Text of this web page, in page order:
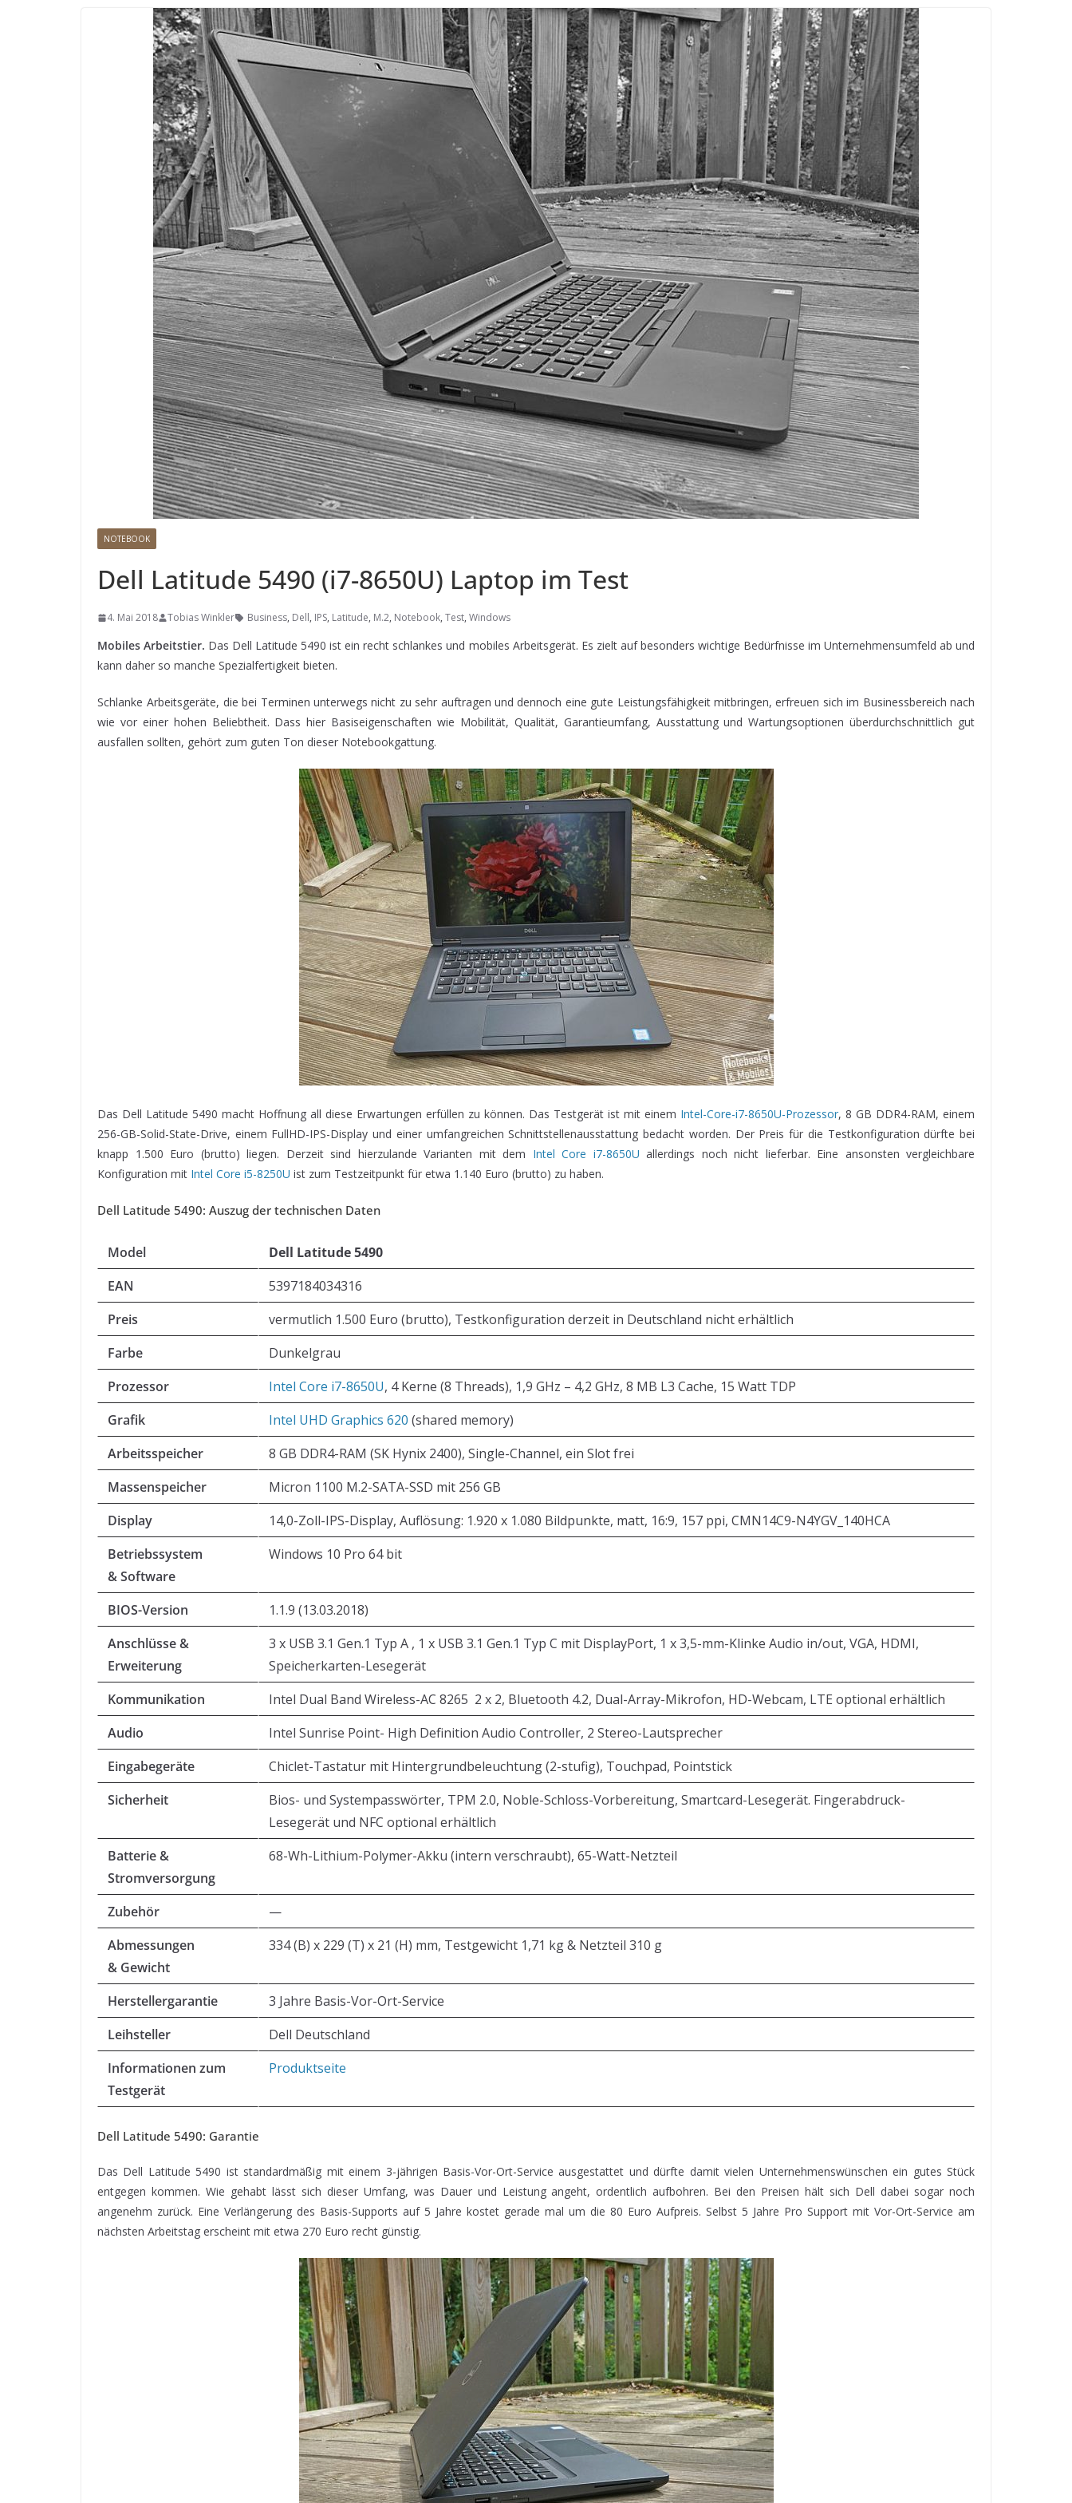
NOTEBOOK
Dell Latitude 5490 (i7-8650U) Laptop im Test
4. Mai 2018 Tobias Winkler Business, Dell, IPS, Latitude, M.2, Notebook, Test, Windows
Mobiles Arbeitstier. Das Dell Latitude 5490 ist ein recht schlankes und mobiles Arbeitsgerät. Es zielt auf besonders wichtige Bedürfnisse im Unternehmensumfeld ab und
kann daher so manche Spezialfertigkeit bieten.
Schlanke Arbeitsgeräte, die bei Terminen unterwegs nicht zu sehr auftragen und dennoch eine gute Leistungsfähigkeit mitbringen, erfreuen sich im Businessbereich nach
wie vor einer hohen Beliebtheit. Dass hier Basiseigenschaften wie Mobilität, Qualität, Garantieumfang, Ausstattung und Wartungsoptionen überdurchschnittlich gut
ausfallen sollten, gehört zum guten Ton dieser Notebookgattung.
Das Dell Latitude 5490 macht Hoffnung all diese Erwartungen erfüllen zu können. Das Testgerät ist mit einem Intel-Core-i7-8650U-Prozessor, 8 GB DDR4-RAM, einem
256-GB-Solid-State-Drive, einem FullHD-IPS-Display und einer umfangreichen Schnittstellenausstattung bedacht worden. Der Preis für die Testkonfiguration dürfte bei
knapp 1.500 Euro (brutto) liegen. Derzeit sind hierzulande Varianten mit dem Intel Core i7-8650U allerdings noch nicht lieferbar. Eine ansonsten vergleichbare
Konfiguration mit Intel Core i5-8250U ist zum Testzeitpunkt für etwa 1.140 Euro (brutto) zu haben.
Dell Latitude 5490: Auszug der technischen Daten
Model
Dell Latitude 5490
EAN
5397184034316
Preis
vermutlich 1.500 Euro (brutto), Testkonfiguration derzeit in Deutschland nicht erhältlich
Farbe
Dunkelgrau
Prozessor
Intel Core i7-8650U, 4 Kerne (8 Threads), 1,9 GHz – 4,2 GHz, 8 MB L3 Cache, 15 Watt TDP
Grafik
Intel UHD Graphics 620 (shared memory)
Arbeitsspeicher
8 GB DDR4-RAM (SK Hynix 2400), Single-Channel, ein Slot frei
Massenspeicher
Micron 1100 M.2-SATA-SSD mit 256 GB
Display
14,0-Zoll-IPS-Display, Auflösung: 1.920 x 1.080 Bildpunkte, matt, 16:9, 157 ppi, CMN14C9-N4YGV_140HCA
Betriebssystem
& Software
Windows 10 Pro 64 bit
BIOS-Version
1.1.9 (13.03.2018)
Anschlüsse &
Erweiterung
3 x USB 3.1 Gen.1 Typ A , 1 x USB 3.1 Gen.1 Typ C mit DisplayPort, 1 x 3,5-mm-Klinke Audio in/out, VGA, HDMI,
Speicherkarten-Lesegerät
Kommunikation
Intel Dual Band Wireless-AC 8265 2 x 2, Bluetooth 4.2, Dual-Array-Mikrofon, HD-Webcam, LTE optional erhältlich
Audio
Intel Sunrise Point- High Definition Audio Controller, 2 Stereo-Lautsprecher
Eingabegeräte
Chiclet-Tastatur mit Hintergrundbeleuchtung (2-stufig), Touchpad, Pointstick
Sicherheit
Bios- und Systempasswörter, TPM 2.0, Noble-Schloss-Vorbereitung, Smartcard-Lesegerät. Fingerabdruck-
Lesegerät und NFC optional erhältlich
Batterie &
Stromversorgung
68-Wh-Lithium-Polymer-Akku (intern verschraubt), 65-Watt-Netzteil
Zubehör
—
Abmessungen
& Gewicht
334 (B) x 229 (T) x 21 (H) mm, Testgewicht 1,71 kg & Netzteil 310 g
Herstellergarantie
3 Jahre Basis-Vor-Ort-Service
Leihsteller
Dell Deutschland
Informationen zum
Testgerät
Produktseite
Dell Latitude 5490: Garantie
Das Dell Latitude 5490 ist standardmäßig mit einem 3-jährigen Basis-Vor-Ort-Service ausgestattet und dürfte damit vielen Unternehmenswünschen ein gutes Stück
entgegen kommen. Wie gehabt lässt sich dieser Umfang, was Dauer und Leistung angeht, ordentlich aufbohren. Bei den Preisen hält sich Dell dabei sogar noch
angenehm zurück. Eine Verlängerung des Basis-Supports auf 5 Jahre kostet gerade mal um die 80 Euro Aufpreis. Selbst 5 Jahre Pro Support mit Vor-Ort-Service am
nächsten Arbeitstag erscheint mit etwa 270 Euro recht günstig.